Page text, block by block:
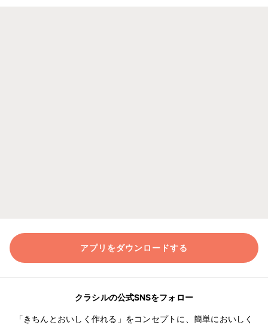
アプリをダウンロードする
クラシルの公式SNSをフォロー
「きちんとおいしく作れる」をコンセプトに、簡単においしく